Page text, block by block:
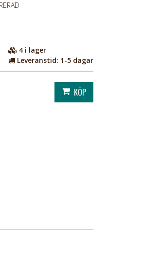
4 i lager
Leveranstid: 1-5 dagar